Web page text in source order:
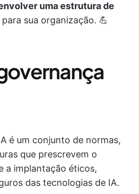
uma estrutura de
para sua organização. 💪
é um conjunto de normas,
que prescrevem o
a implantação éticos,
das tecnologias de IA.